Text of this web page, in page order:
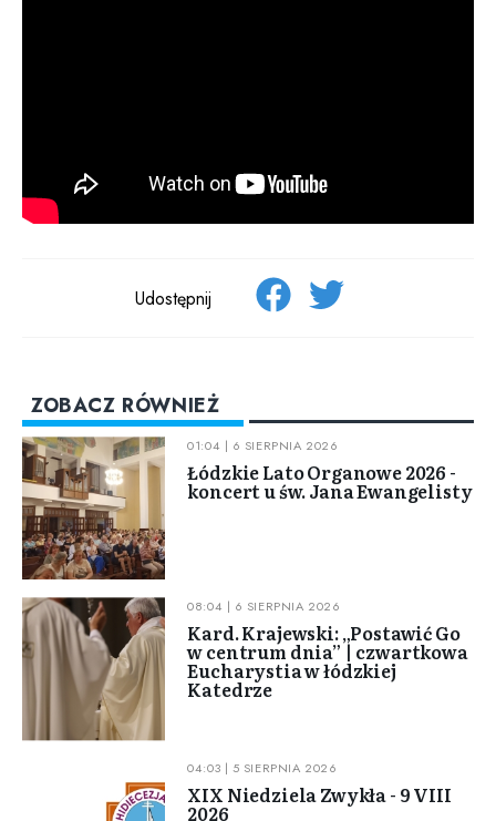
Udostępnij
ZOBACZ RÓWNIEŻ
01:04 | 6 SIERPNIA 2026
Łódzkie Lato Organowe 2026 -
koncert u św. Jana Ewangelisty
08:04 | 6 SIERPNIA 2026
Kard. Krajewski: „Postawić Go
w centrum dnia” | czwartkowa
Eucharystia w łódzkiej
Katedrze
04:03 | 5 SIERPNIA 2026
XIX Niedziela Zwykła - 9 VIII
2026